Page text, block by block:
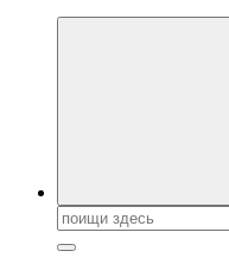
Новости туризма, куда
Поиск: